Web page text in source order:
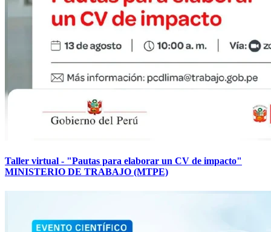
Taller virtual - "Pautas para elaborar un CV de impacto"
MINISTERIO DE TRABAJO (MTPE)